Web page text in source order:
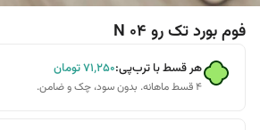
فوم بورد تک رو N 04
هر قسط با ترب‌پی:۷۱٬۲۵۰تومان
۴ قسط ماهانه. بدون سود، چک و ضامن.